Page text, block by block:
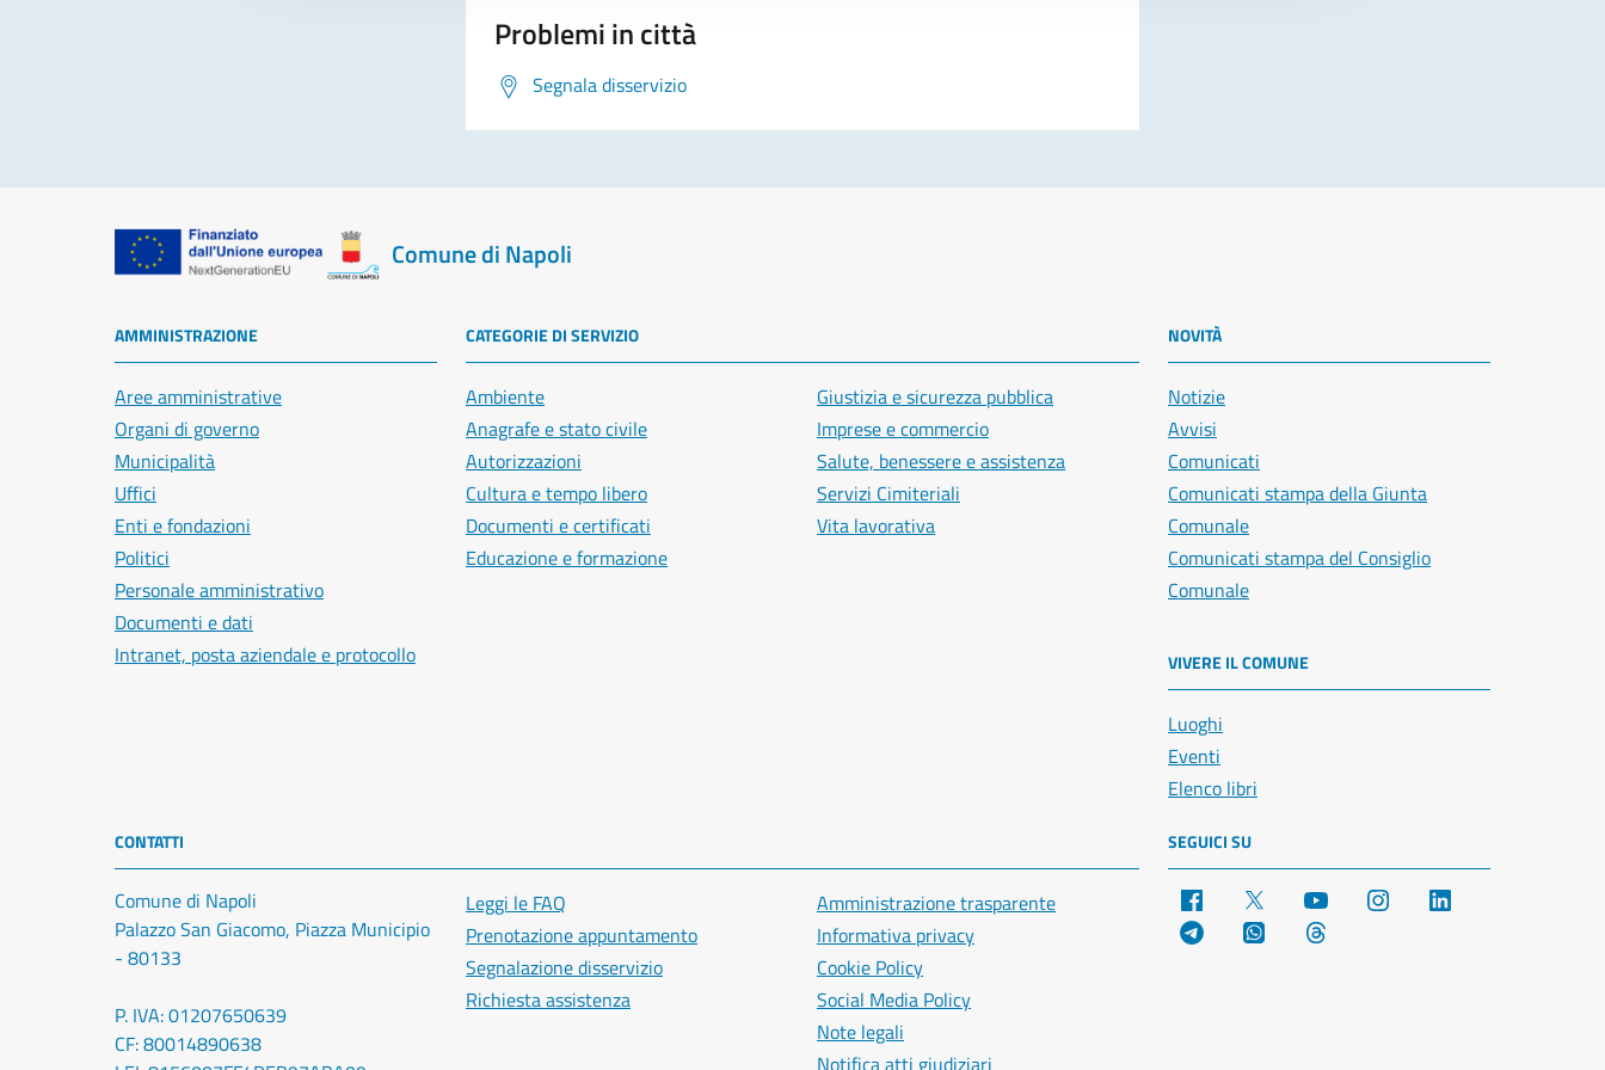
Problemi in città
Segnala disservizio
Comune di Napoli
AMMINISTRAZIONE
Aree amministrative
Organi di governo
Municipalità
Uffici
Enti e fondazioni
Politici
Personale amministrativo
Documenti e dati
Intranet, posta aziendale e protocollo
CATEGORIE DI SERVIZIO
Ambiente
Anagrafe e stato civile
Autorizzazioni
Cultura e tempo libero
Documenti e certificati
Educazione e formazione
Giustizia e sicurezza pubblica
Imprese e commercio
Salute, benessere e assistenza
Servizi Cimiteriali
Vita lavorativa
NOVITÀ
Notizie
Avvisi
Comunicati
Comunicati stampa della Giunta
Comunale
Comunicati stampa del Consiglio
Comunale
VIVERE IL COMUNE
Luoghi
Eventi
Elenco libri
CONTATTI
Comune di Napoli
Palazzo San Giacomo, Piazza Municipio
- 80133
P. IVA: 01207650639
CF: 80014890638
Leggi le FAQ
Prenotazione appuntamento
Segnalazione disservizio
Richiesta assistenza
Amministrazione trasparente
Informativa privacy
Cookie Policy
Social Media Policy
Note legali
SEGUICI SU
Facebook YouTube Instagram
Telegram WhatsApp